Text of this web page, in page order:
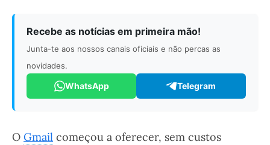
Recebe as notícias em primeira mão!
Junta-te aos nossos canais oficiais e não percas as
novidades.
WhatsApp Telegram
O Gmail começou a oferecer, sem custos